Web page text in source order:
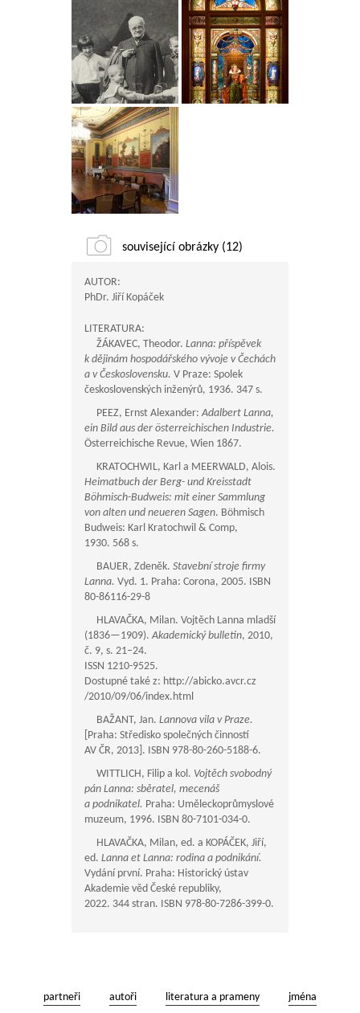
související obrázky (12)
AUTOR:
PhDr. Jiří Kopáček
LITERATURA:
ŽÁKAVEC, Theodor. Lanna: příspěvek
k dějinám hospodářského vývoje v Čechách
a v Československu. V Praze: Spolek
československých inženýrů, 1936. 347 s.
PEEZ, Ernst Alexander:Adalbert Lanna,
ein Bild aus der österreichischen Industrie.
Österreichische Revue, Wien 1867.
KRATOCHWIL, Karl a MEERWALD, Alois.
Heimatbuch der Berg- und Kreisstadt
Böhmisch-Budweis: mit einer Sammlung
von alten und neueren Sagen. Böhmisch
Budweis: Karl Kratochwil & Comp,
1930. 568 s.
BAUER, Zdeněk. Stavební stroje firmy
Lanna. Vyd. 1. Praha: Corona, 2005. ISBN
80-86116-29-8
HLAVAČKA, Milan. Vojtěch Lanna mladší
(1836—1909).Akademický bulletin, 2010,
č. 9, s. 21–24.
ISSN 1210-9525.
Dostupné také z: http://abicko.avcr.cz
/2010/09/06/index.html
BAŽANT, Jan. Lannova vila v Praze.
[Praha: Středisko společných činností
AV ČR, 2013]. ISBN 978-80-260-5188-6.
WITTLICH, Filip a kol. Vojtěch svobodný
pán Lanna: sběratel, mecenáš
a podnikatel. Praha: Uměleckoprůmyslové
muzeum, 1996. ISBN 80-7101-034-0.
HLAVAČKA, Milan, ed. a KOPÁČEK, Jiří,
ed. Lanna et Lanna: rodina a podnikání.
Vydání první. Praha: Historický ústav
Akademie věd České republiky,
2022. 344 stran. ISBN 978-80-7286-399-0.
partneři autoři literatura a prameny jména